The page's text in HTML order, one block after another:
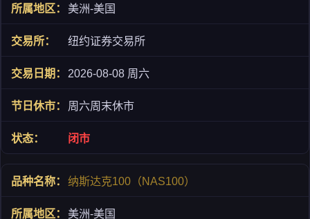
美洲-美国
纽约证券交易所
2026-08-08 周六
周六周末休市
闭市
纳斯达克100（NAS100）
美洲-美国